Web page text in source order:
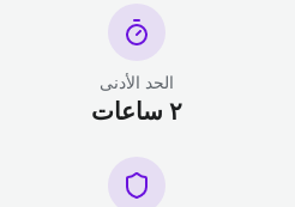
الحد الأدنى
٢ ساعات